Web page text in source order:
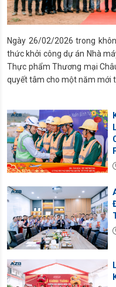
Ngày 26/02/2026 trong
thức khởi công dự án Nhà
Thực phẩm Thương mại
quyết tâm cho một năm mới